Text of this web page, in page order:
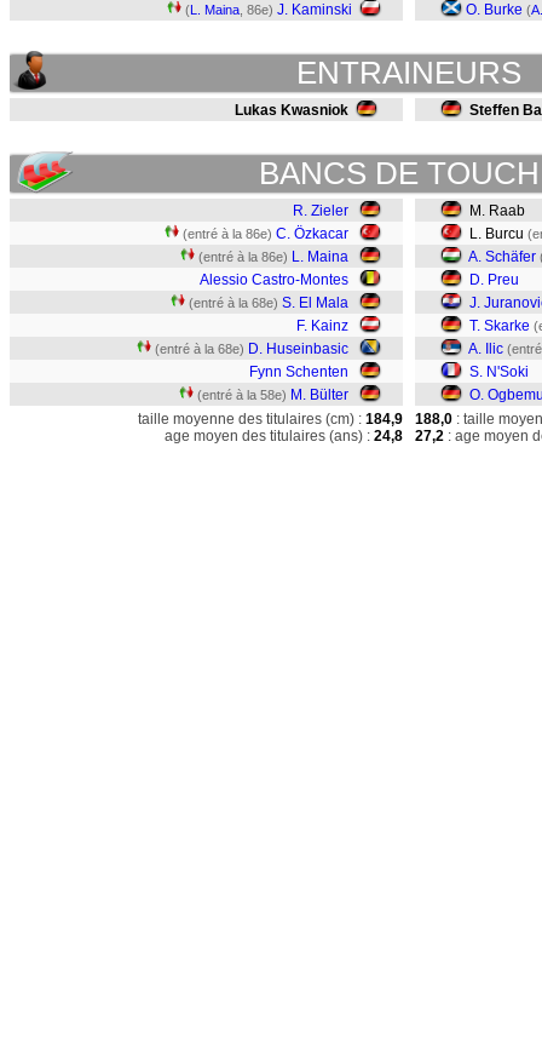
(L. Maina , 86e) J. Kaminski O. Burke (
ENTRAINEURS
Lukas Kwasniok Steffen
BANCS DE
R. Zieler
(entré à la 86e) C. Özkacar
(entré à la 86e) L. Maina
Alessio Castro-Montes
(entré à la 68e) S. El Mala
F. Kainz
(entré à la 68e) D. Huseinbasic
Fynn Schenten
(entré à la 58e) M. Bülter
M. Raab
L. Burcu
A. Schäfer
D. Preu
J.
T. Skarke
A. Ilic
S. N'Soki
O.
taille moyenne des titulaires (cm) : 184,9
age moyen des titulaires (ans) : 24,8
188,0 : taille
27,2 : age moyen